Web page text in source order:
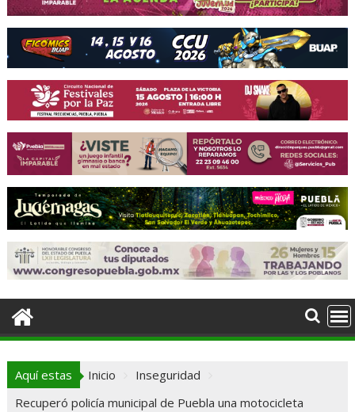
Aquí estas Inicio
Inseguridad
Recuperó policía municipal de Puebla una motocicleta